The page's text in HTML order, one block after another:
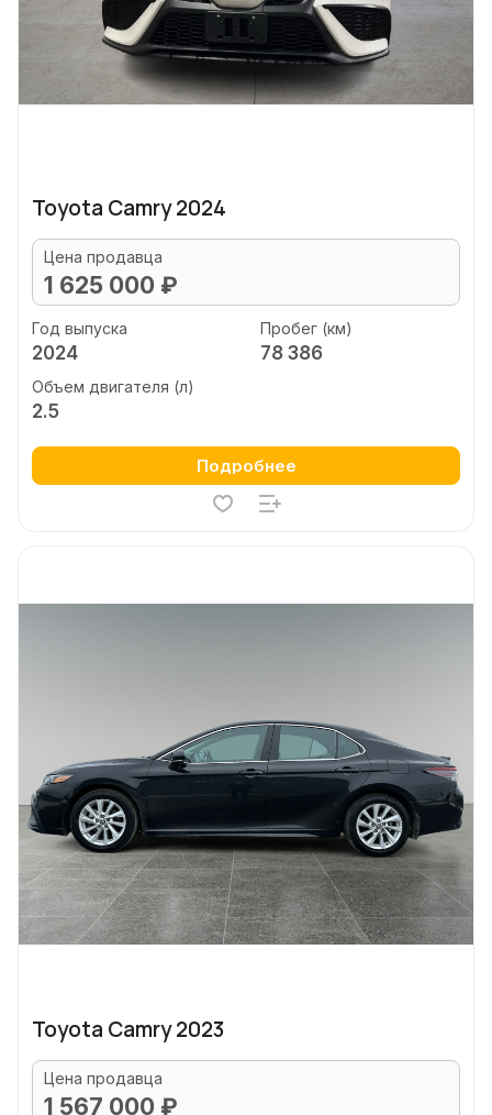
Toyota Camry 2024
Цена продавца
1 625 000 ₽
Год выпуска
2024
Пробег (км)
78 386
Объем двигателя (л)
2.5
Подробнее
Toyota Camry 2023
Цена продавца
1 567 000 ₽